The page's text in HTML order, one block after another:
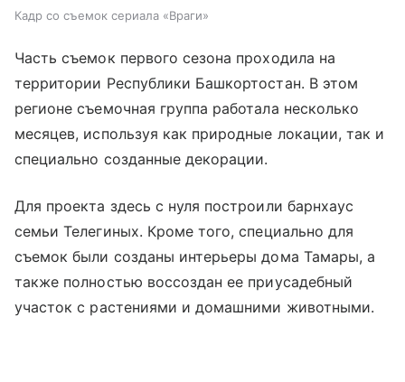
Кадр со съемок сериала «Враги»
Часть съемок первого сезона проходила на
территории Республики Башкортостан. В этом
регионе съемочная группа работала несколько
месяцев, используя как природные локации, так и
специально созданные декорации.
Для проекта здесь с нуля построили барнхаус
семьи Телегиных. Кроме того, специально для
съемок были созданы интерьеры дома Тамары, а
также полностью воссоздан ее приусадебный
участок с растениями и домашними животными.